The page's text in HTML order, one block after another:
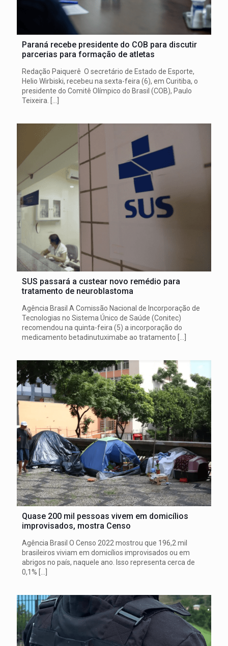
Paraná recebe presidente do COB para discutir
parcerias para formação de atletas
Redação Paiquerê O secretário de Estado de Esporte,
Helio Wirbiski, recebeu na sexta-feira (6), em Curitiba, o
presidente do Comitê Olímpico do Brasil (COB), Paulo
Teixeira. […]
SUS passará a custear novo remédio para
tratamento de neuroblastoma
Agência Brasil A Comissão Nacional de Incorporação de
Tecnologias no Sistema Único de Saúde (Conitec)
recomendou na quinta-feira (5) a incorporação do
medicamento betadinutuximabe ao tratamento
Quase 200 mil pessoas vivem em domicílios
improvisados, mostra Censo
Agência Brasil O Censo 2022 mostrou que 196,2 mil
brasileiros viviam em domicílios improvisados ou em
abrigos no país, naquele ano. Isso representa cerca de
0,1% […]